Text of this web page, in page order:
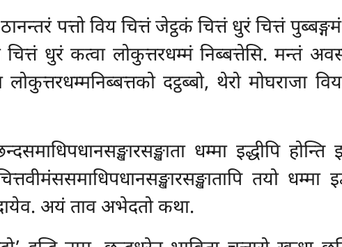
ठानन्तरं पत्तो विय चित्तं जेट्ठकं चित्तं धुरं चित्तं
धुरं कत्वा लोकुत्तरधम्मं निब्बत्तेसि. मन्तं
लोकुत्तरधम्मनिब्बत्तको दट्ठब्बो, थेरो
धम्मा इद्धीपि
तयो
अयं ताव अभेदतो कथा.